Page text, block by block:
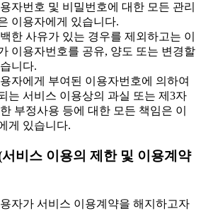
자번호 및 비밀번호에 대한 모든 관리
이용자에게 있습니다.
한 사유가 있는 경우를 제외하고는 이
이용자번호를 공유, 양도 또는 변경할
니다.
자에게 부여된 이용자번호에 의하여
는 서비스 이용상의 과실 또는 제3자
부정사용 등에 대한 모든 책임은 이
게 있습니다.
비스 이용의 제한 및 이용계약
자가 서비스 이용계약을 해지하고자